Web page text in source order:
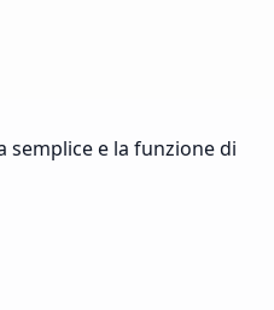
e la funzione di